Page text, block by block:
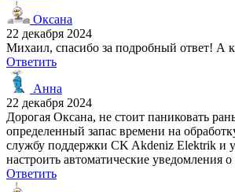
Оксана
22 декабря 2024
Михаил, спасибо за подробный ответ! А
Ответить
Анна
22 декабря 2024
Дорогая Оксана, не стоит паниковать
определенный запас времени на
службу поддержки CK Akdeniz Elektrik и
настроить автоматические
Ответить